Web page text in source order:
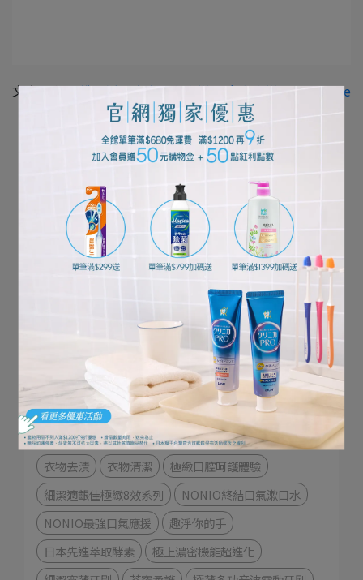
文章分類想洗就淨超自由！奈米樂體驗奈米樂NANOX one
所有文章主題
口腔清潔護理
個人清潔保養
居家清潔打掃
寵物健康生活
獅王佈告欄
文章分類
衣物去漬 衣物清潔
極緻口腔呵護體驗
細潔適齦佳極緻8效系列
NONIO終結口氣漱口水
NONIO最強口氣應援
趣淨你的手
日本先進萃取酵素
極上濃密機能超進化